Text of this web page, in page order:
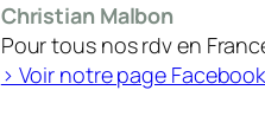
Christian Malbon
Pour tous nos rdv en
> Voir notre page Facebook